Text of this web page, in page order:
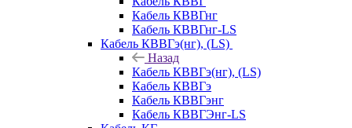
Кабель КВВГнг
Кабель КВВГнг-LS
Кабель КВВГэ(нг), (LS)
Назад
Кабель КВВГэ(нг), (LS)
Кабель КВВГэ
Кабель КВВГэнг
Кабель КВВГЭнг-LS